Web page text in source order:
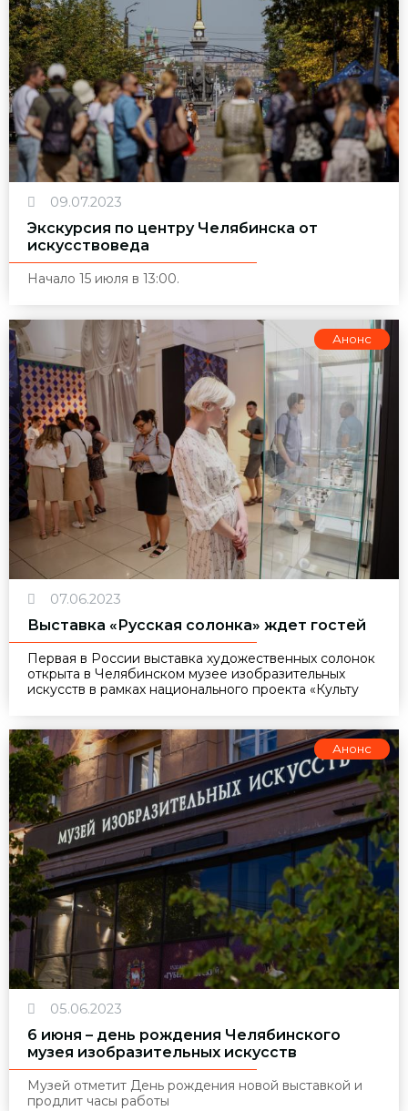
09.07.2023
Экскурсия по центру Челябинска от
искусствоведа
Начало 15 июля в 13:00.
Анонс
07.06.2023
Выставка «Русская солонка» ждет гостей
Первая в России выставка художественных солонок
открыта в Челябинском музее изобразительных
искусств в рамках национального проекта «Культу
Анонс
05.06.2023
6 июня – день рождения Челябинского
музея изобразительных искусств
Музей отметит День рождения новой выставкой и
продлит часы работы